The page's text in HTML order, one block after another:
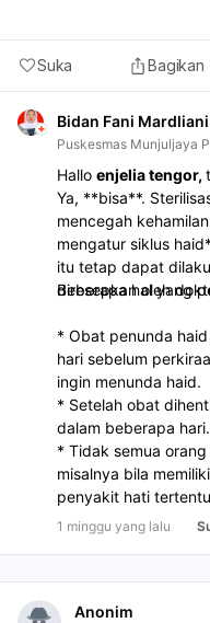
Suka Bagikan
Bidan Fani
Puskesmas Munjuljaya
Hallo enjelia tengor,
Ya, **bisa**.
mencegah
mengatur siklus
itu tetap dapat
diresepkan oleh
Beberapa hal yang
* Obat penunda
hari sebelum
ingin menunda haid.
* Setelah obat
dalam beberapa hari.
* Tidak semua
misalnya bila
penyakit hati
diketahui
1 minggu yang lalu
Anonim